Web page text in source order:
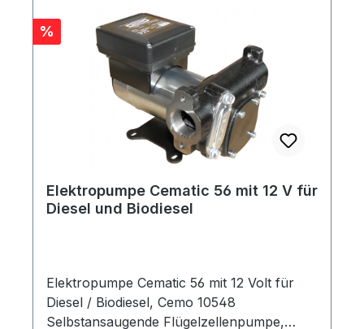
Rabatt
%
Elektropumpe Cematic 56 mit 12 V für
Diesel und Biodiesel
Elektropumpe Cematic 56 mit 12 Volt für
Diesel / Biodiesel, Cemo 10548
Selbstansaugende Flügelzellenpumpe,